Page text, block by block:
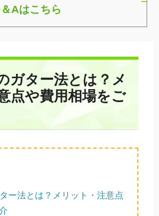
Aはこちら
ガター法とは？メ
点や費用相場をご
ー法とは？メリット・注意点